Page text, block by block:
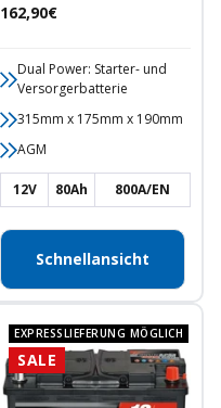
Angebotspreis
162,90€
Dual Power: Starter- und
Versorgerbatterie
315mm x 175mm x 190mm
AGM
12V 80Ah 800A/EN
Schnellansicht
EXPRESSLIEFERUNG MÖGLICH
SALE